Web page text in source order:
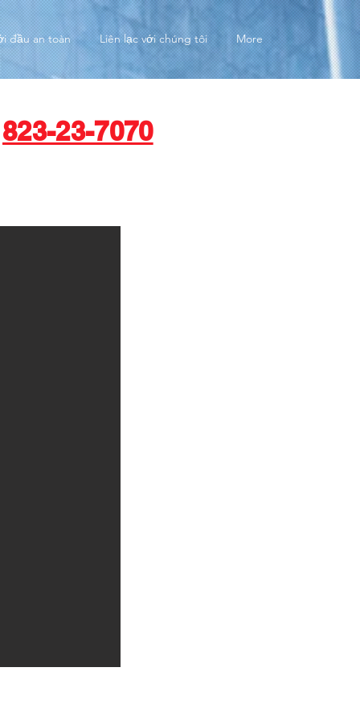
đầu an toàn Liên lạc với chúng tôi More
823-23-7070